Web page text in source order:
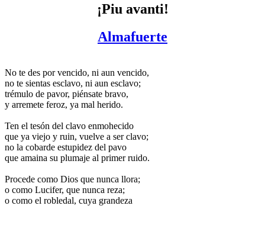
¡Piu avanti!
Almafuerte
No te des por vencido, ni aun vencido,
no te sientas esclavo, ni aun esclavo;
trémulo de pavor, piénsate bravo,
y arremete feroz, ya mal herido.
Ten el tesón del clavo enmohecido
que ya viejo y ruin, vuelve a ser clavo;
no la cobarde estupidez del pavo
que amaina su plumaje al primer ruido.
Procede como Dios que nunca llora;
o como Lucifer, que nunca reza;
o como el robledal, cuya grandeza